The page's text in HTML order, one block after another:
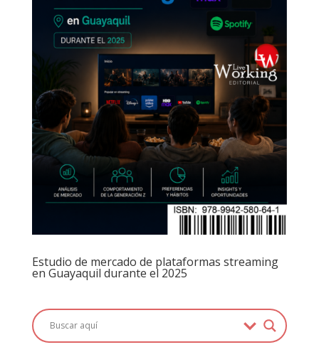
Estudio de mercado de plataformas streaming
en Guayaquil durante el 2025